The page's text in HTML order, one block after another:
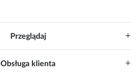
Przeglądaj
Obsługa klienta